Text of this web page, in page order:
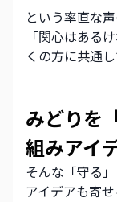
という率直な
「関心はある
くの方に共通
みどりを
組みアイ
そんな「守る
アイデアも寄せ